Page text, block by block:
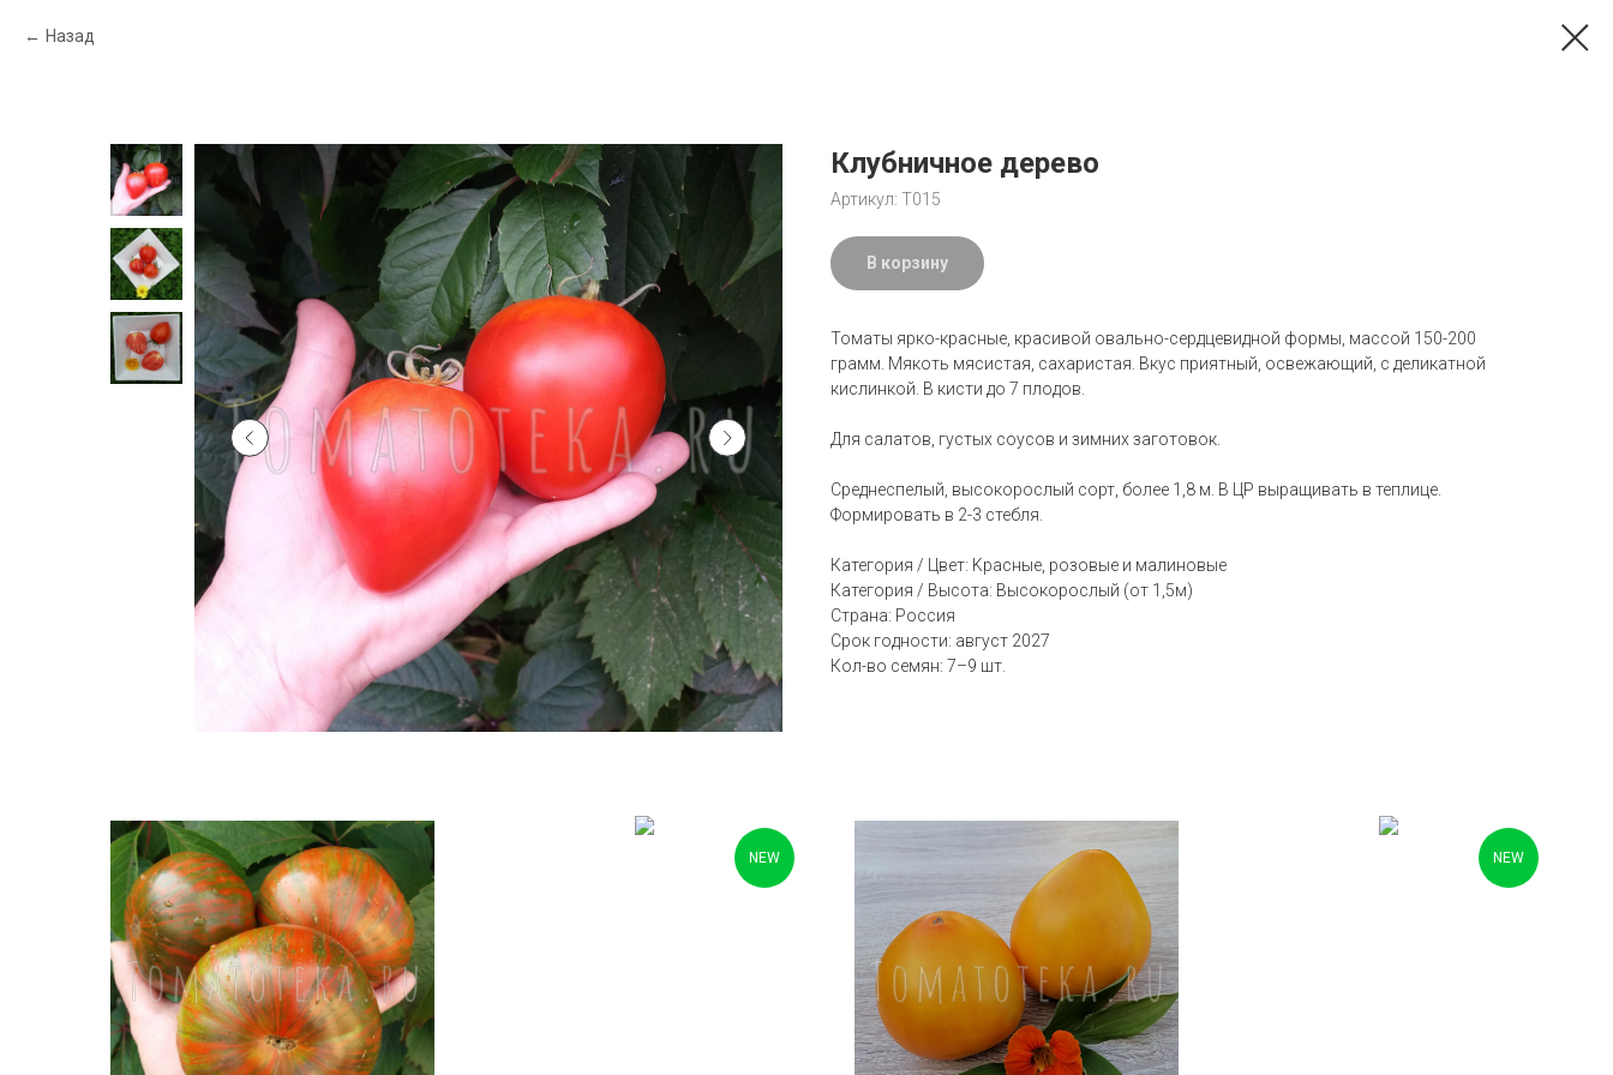
Назад
Клубничное дерево
Артикул: Т015
В корзину
Томаты ярко-красные, красивой овально-сердцевидной формы, массой 150-200
грамм. Мякоть мясистая, сахаристая. Вкус приятный, освежающий, с деликатной
кислинкой. В кисти до 7 плодов.
Для салатов, густых соусов и зимних заготовок.
Среднеспелый, высокорослый сорт, более 1,8 м. В ЦР выращивать в теплице.
Формировать в 2-3 стебля.
Категория / Цвет: Kрасные, розовые и малиновые
Категория / Высота: Bысокорослый (от 1,5м)
Страна: Россия
Срок годности: август 2027
Кол-во семян: 7–9 шт.
NEW NEW